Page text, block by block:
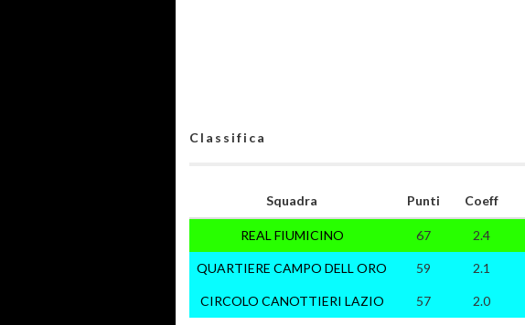
Classifica
Squadra
REAL FIUMICINO
QUARTIERE CAMPO DELL ORO
CIRCOLO CANOTTIERI LAZIO
Punti Coeff
67 2.4
59 2.1
57 2.0